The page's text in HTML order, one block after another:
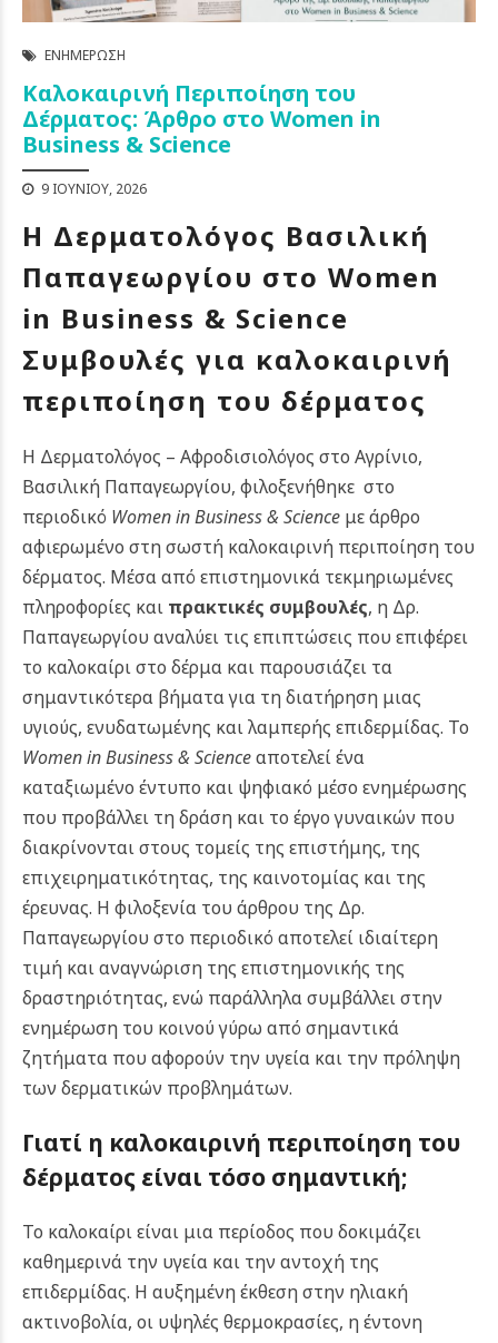
ΕΝΗΜΈΡΩΣΗ
Καλοκαιρινή Περιποίηση του
Δέρματος: Άρθρο στο Women in
Business & Science
9 ΙΟΥΝΊΟΥ, 2026
Η Δερματολόγος Βασιλική
Παπαγεωργίου στο Women
in Business & Science
Συμβουλές για καλοκαιρινή
περιποίηση του δέρματος
Η Δερματολόγος – Αφροδισιολόγος στο Αγρίνιο,
Βασιλική Παπαγεωργίου, φιλοξενήθηκε στο
περιοδικό Women in Business & Science με άρθρο
αφιερωμένο στη σωστή καλοκαιρινή περιποίηση του
δέρματος. Μέσα από επιστημονικά τεκμηριωμένες
πληροφορίες και πρακτικές συμβουλές, η Δρ.
Παπαγεωργίου αναλύει τις επιπτώσεις που επιφέρει
το καλοκαίρι στο δέρμα και παρουσιάζει τα
σημαντικότερα βήματα για τη διατήρηση μιας
υγιούς, ενυδατωμένης και λαμπερής επιδερμίδας. Το
Women in Business & Scienceαποτελεί ένα
καταξιωμένο έντυπο και ψηφιακό μέσο ενημέρωσης
που προβάλλει τη δράση και το έργο γυναικών που
διακρίνονται στους τομείς της επιστήμης, της
επιχειρηματικότητας, της καινοτομίας και της
έρευνας. Η φιλοξενία του άρθρου της Δρ.
Παπαγεωργίου στο περιοδικό αποτελεί ιδιαίτερη
τιμή και αναγνώριση της επιστημονικής της
δραστηριότητας, ενώ παράλληλα συμβάλλει στην
ενημέρωση του κοινού γύρω από σημαντικά
ζητήματα που αφορούν την υγεία και την πρόληψη
των δερματικών προβλημάτων.
Γιατί η καλοκαιρινή περιποίηση του
δέρματος είναι τόσο σημαντική;
Το καλοκαίρι είναι μια περίοδος που δοκιμάζει
καθημερινά την υγεία και την αντοχή της
επιδερμίδας. Η αυξημένη έκθεση στην ηλιακή
ακτινοβολία, οι υψηλές θερμοκρασίες, η έντονη